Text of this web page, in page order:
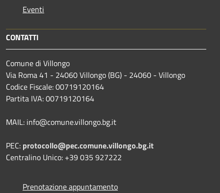
Eventi
CONTATTI
Comune di Villongo
Via Roma 41 - 24060 Villongo (BG) - 24060 - Villongo
Codice Fiscale: 00719120164
Partita IVA: 00719120164
MAIL: info@comune.villongo.bg.it
PEC: protocollo@pec.comune.villongo.bg.it
Centralino Unico: +39 035 927222
Prenotazione appuntamento